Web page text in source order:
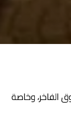
الفاخر، وخاصة